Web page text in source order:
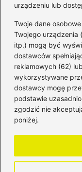
urządzeniu lub
Twoje dane
Twojego urządzenia
itp.) mogą być
dostawców
reklamowych (62)
wykorzystywane
dostawcy mogę
podstawie
zgodzić nie
poniżej.
Bankowość
Fundusze
(36)
Giełda(28)
Inwestycje(50)
Rentowność
Rozliczenia
Świadczenia
Waluty(22)
Windykacja(50)